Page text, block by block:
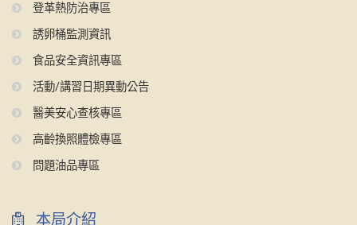
登革熱防治專區
誘卵桶監測資訊
食品安全資訊專區
活動/講習日期異動公告
醫美安心查核專區
高齡換照體檢專區
問題油品專區
本局介紹